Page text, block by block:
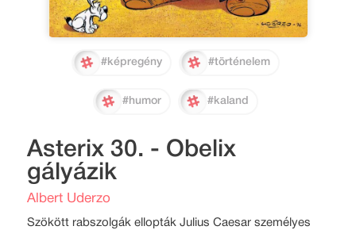
#képregény #történelem
#humor #kaland
Asterix 30. - Obelix
gályázik
Albert Uderzo
Szökött rabszolgák ellopták Julius Caesar személyes